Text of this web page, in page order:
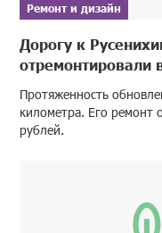
Ремонт и дизайн
Дорогу к
отремонтировали
Протяженность
километра. Его ремонт
рублей.